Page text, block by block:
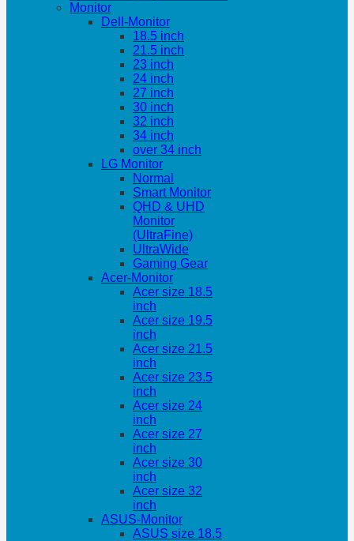
Monitor
Dell-Monitor
18.5 inch
21.5 inch
23 inch
24 inch
27 inch
30 inch
32 inch
34 inch
over 34 inch
LG Monitor
Normal
Smart Monitor
QHD & UHD
Monitor
(UltraFine)
UltraWide
Gaming Gear
Acer-Monitor
Acer size 18.5
inch
Acer size 19.5
inch
Acer size 21.5
inch
Acer size 23.5
inch
Acer size 24
inch
Acer size 27
inch
Acer size 30
inch
Acer size 32
inch
ASUS-Monitor
ASUS size 18.5